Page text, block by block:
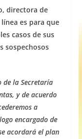
directora de
es para que
casos de sus
sospechosos
de la Secretaría
y de acuerdo
a
encargado de
acordará el plan